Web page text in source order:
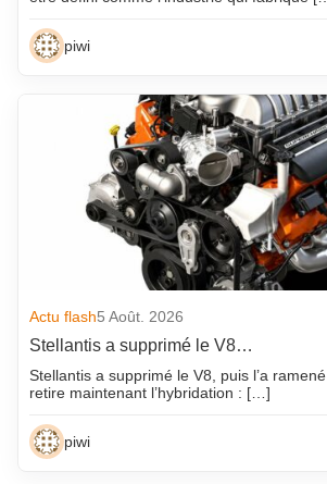
piwi
Actu flash5 Août. 2026
Stellantis a supprimé le V8…
Stellantis a supprimé le V8, puis l’a
retire maintenant l’hybridation : […]
piwi